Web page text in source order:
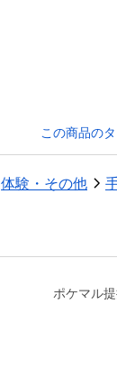
この商品の
体験・その他
ポケマル